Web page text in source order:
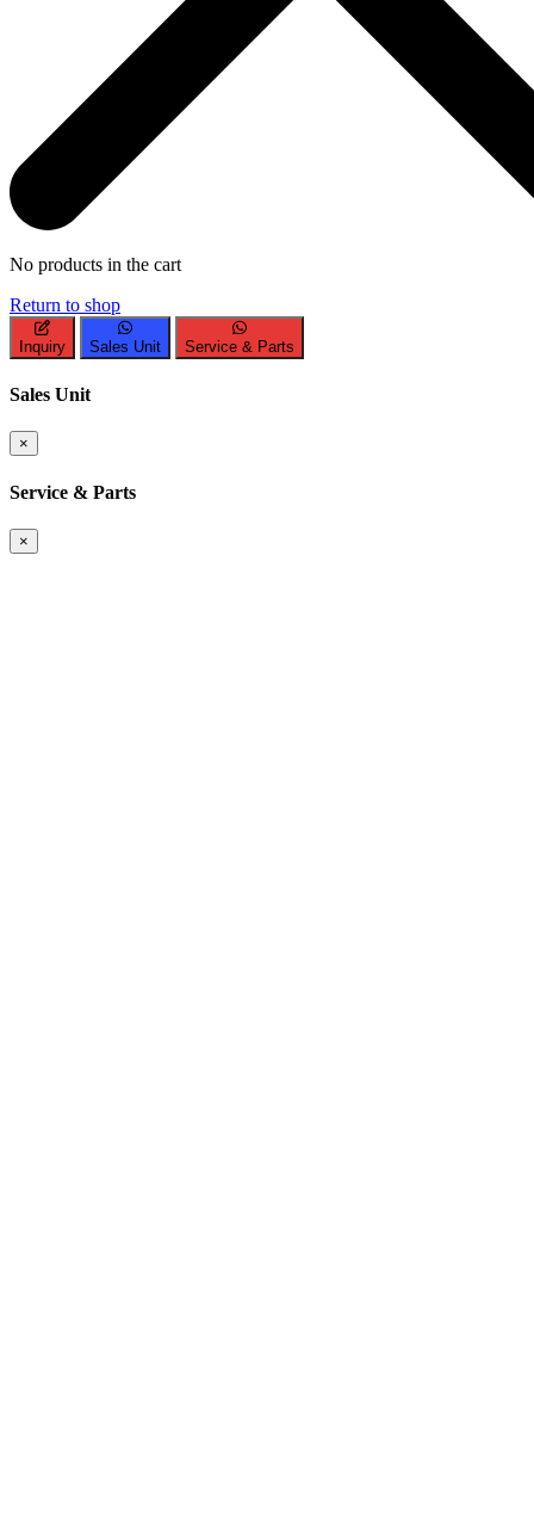
No products in the cart
Return to shop
Inquiry Sales Unit Service & Parts
Sales Unit
×
Service & Parts
×